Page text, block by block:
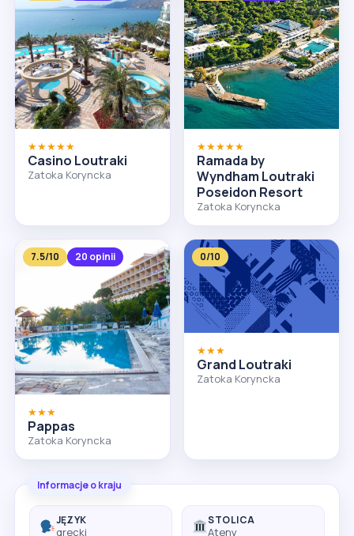
★★★★★
Casino Loutraki
Zatoka Koryncka
★★★★★
Ramada by
Wyndham Loutraki
Poseidon Resort
Zatoka Koryncka
7.5/10 20 opinii
★★★
Pappas
Zatoka Koryncka
0/10
★★★
Grand Loutraki
Zatoka Koryncka
Informacje o kraju
JĘZYK
grecki
STOLICA
Ateny